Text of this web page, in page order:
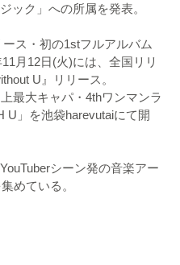
ック」への所属を発表。
ス・初の1stフルアルバム
月12日(火)には、全国リリ
U』リリース。
最大キャパ・4thワンマンラ
U」を池袋harevutaiにて開
シーン発の音楽アー
めている。